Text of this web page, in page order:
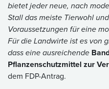
bietet jeder neue, nach
Stall das meiste Tierwohl
Voraussetzungen für eine
Für die Landwirte ist es von
dass eine ausreichende
Pflanzenschutzmittel zur
dem FDP-Antrag.